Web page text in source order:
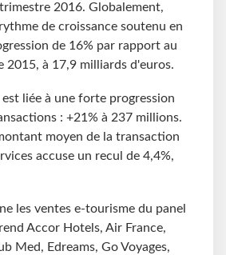
2016. Globalement,
de croissance soutenu en
de 16% par rapport au
2015, à 17,9 milliards d'euros.
liée à une forte progression
: +21% à 237 millions.
moyen de la transaction
accuse un recul de 4,4%,
les ventes e-tourisme du panel
Accor Hotels, Air France,
Med, Edreams, Go Voyages,